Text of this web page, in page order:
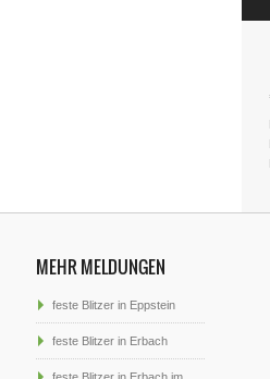
MEHR MELDUNGEN
feste Blitzer in Eppstein
feste Blitzer in Erbach